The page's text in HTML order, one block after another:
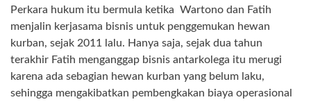
Perkara hukum itu bermula ketika Wartono dan Fatih
menjalin kerjasama bisnis untuk penggemukan hewan
kurban, sejak 2011 lalu. Hanya saja, sejak dua tahun
terakhir Fatih menganggap bisnis antarkolega itu merugi
karena ada sebagian hewan kurban yang belum laku,
sehingga mengakibatkan pembengkakan biaya operasional